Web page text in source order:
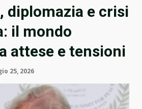
diplomazia e crisi
il mondo
attese e tensioni
25, 2026